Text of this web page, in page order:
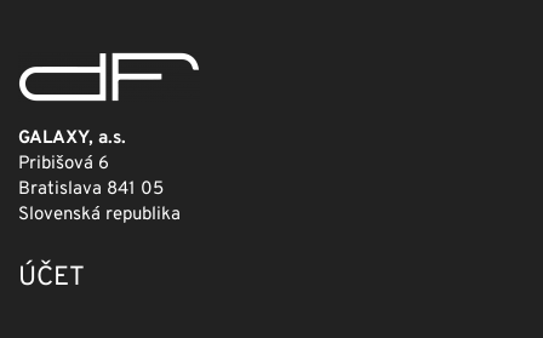
GALAXY, a.s.
Pribišová 6
Bratislava 841 05
Slovenská republika
ÚČET